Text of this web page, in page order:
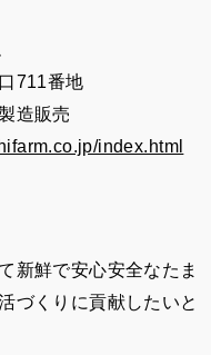
711番地
造販売
index.html
新鮮で安心安全なたま
づくりに貢献したいと